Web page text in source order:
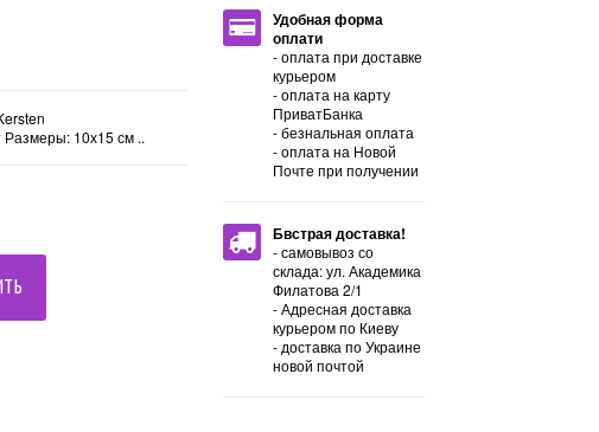
Удобная форма
оплати
- оплата при доставке
курьером
- оплата на карту
ПриватБанка
- безнальная оплата
- оплата на Новой
Почте при получении
Бвстрая доставка!
- самовывоз со
склада: ул. Академика
Филатова 2/1
- Адресная доставка
курьером по Киеву
- доставка по Украине
новой почтой
10х15 см ..